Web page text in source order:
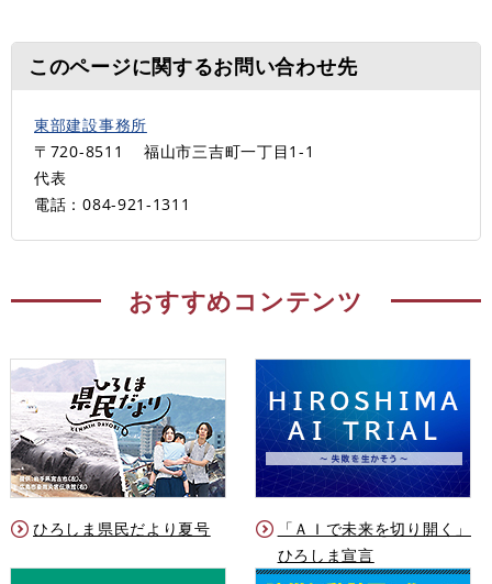
このページに関するお問い合わせ先
東部建設事務所
〒720-8511
福山市三吉町一丁目1-1
代表
電話：084-921-1311
おすすめコンテンツ
ひろしま県民だより夏号
「ＡＩで未来を切り開く」
ひろしま宣言